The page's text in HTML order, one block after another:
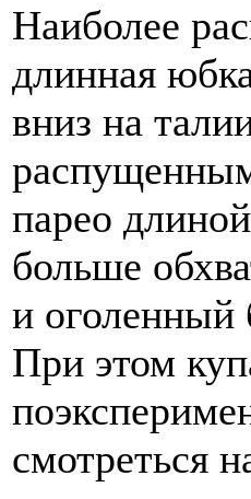
Наиболее
длинная
вниз на
парео
больше
и оголенный
При этом
смотреться